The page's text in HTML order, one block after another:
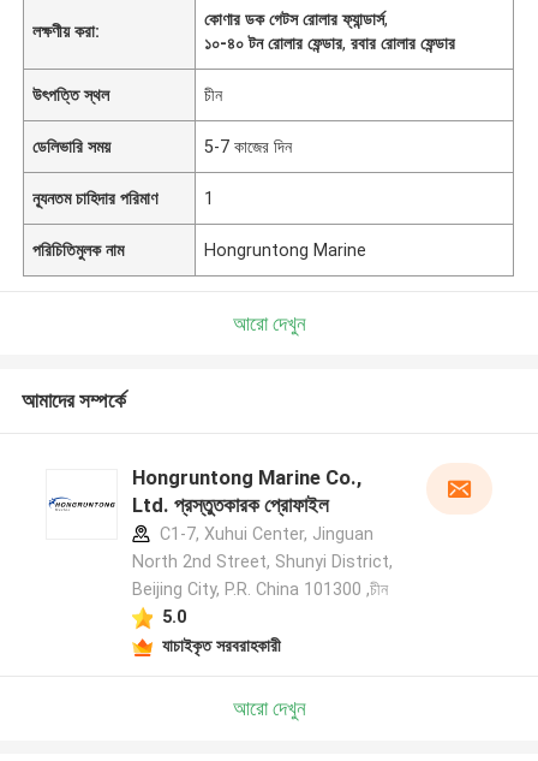
লক্ষণীয় করা:
কোণার ডক গেটস রোলার ফ্যান্ডার্স,
১০-৪০ টন রোলার ফেন্ডার,রবার রোলার ফেন্ডার
উৎপত্তি স্থল চীন
ডেলিভারি সময় 5-7 কাজের দিন
ন্যূনতম চাহিদার পরিমাণ 1
পরিচিতিমুলক নাম Hongruntong Marine
আরো দেখুন
আমাদের সম্পর্কে
Hongruntong Marine Co.,
Ltd. প্রস্তুতকারক প্রোফাইল
C1-7, Xuhui Center, Jinguan
North 2nd Street, Shunyi District,
Beijing City, P.R. China 101300 ,চীন
5.0
যাচাইকৃত সরবরাহকারী
আরো দেখুন